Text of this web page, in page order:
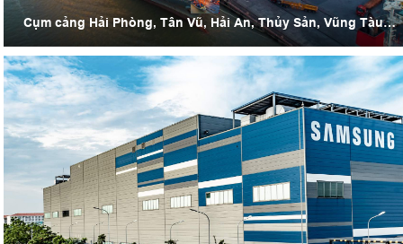
Cụm cảng Hải Phòng, Tân Vũ, Hải An, Thủy Sản, Vũng Tàu,